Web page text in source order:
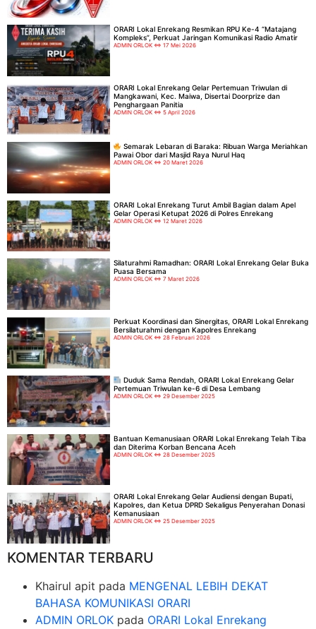
ORARI Lokal Enrekang Resmikan RPU Ke-4 “Matajang
Kompleks”, Perkuat Jaringan Komunikasi Radio Amatir
ADMIN ORLOK 17 Mei 2026
ORARI Lokal Enrekang Gelar Pertemuan Triwulan di
Mangkawani, Kec. Maiwa, Disertai Doorprize dan
Penghargaan Panitia
ADMIN ORLOK 5 April 2026
Semarak Lebaran di Baraka: Ribuan Warga Meriahkan
Pawai Obor dari Masjid Raya Nurul Haq
ADMIN ORLOK 20 Maret 2026
ORARI Lokal Enrekang Turut Ambil Bagian dalam Apel
Gelar Operasi Ketupat 2026 di Polres Enrekang
ADMIN ORLOK 12 Maret 2026
Silaturahmi Ramadhan: ORARI Lokal Enrekang Gelar Buka
Puasa Bersama
ADMIN ORLOK 7 Maret 2026
Perkuat Koordinasi dan Sinergitas, ORARI Lokal Enrekang
Bersilaturahmi dengan Kapolres Enrekang
ADMIN ORLOK 28 Februari 2026
Duduk Sama Rendah, ORARI Lokal Enrekang Gelar
Pertemuan Triwulan ke-6 di Desa Lembang
ADMIN ORLOK 29 Desember 2025
Bantuan Kemanusiaan ORARI Lokal Enrekang Telah Tiba
dan Diterima Korban Bencana Aceh
ADMIN ORLOK 28 Desember 2025
ORARI Lokal Enrekang Gelar Audiensi dengan Bupati,
Kapolres, dan Ketua DPRD Sekaligus Penyerahan Donasi
Kemanusiaan
ADMIN ORLOK 25 Desember 2025
KOMENTAR TERBARU
Khairul apit pada MENGENAL LEBIH DEKAT
BAHASA KOMUNIKASI ORARI
ADMIN ORLOK pada ORARI Lokal Enrekang